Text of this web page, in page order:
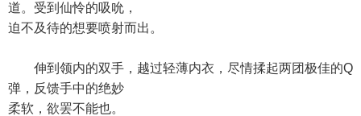
道。受到仙怜的吸吮，
迫不及待的想要喷射而出。
伸到领内的双手，越过轻薄内衣，尽情揉起两团极佳的Q
弹，反馈手中的绝妙
柔软，欲罢不能也。